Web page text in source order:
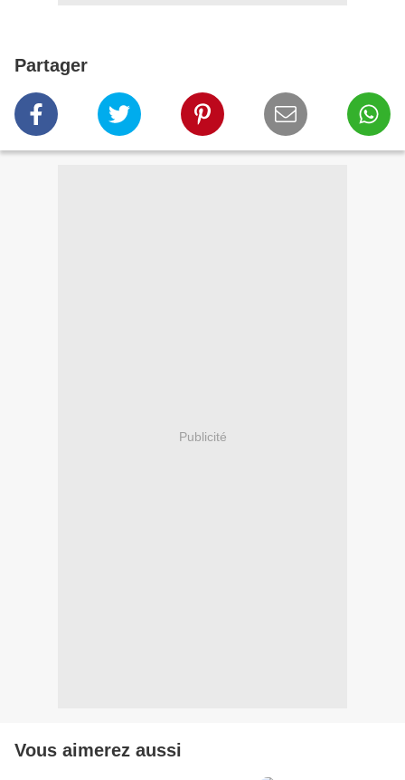
Partager
Publicité
Vous aimerez aussi